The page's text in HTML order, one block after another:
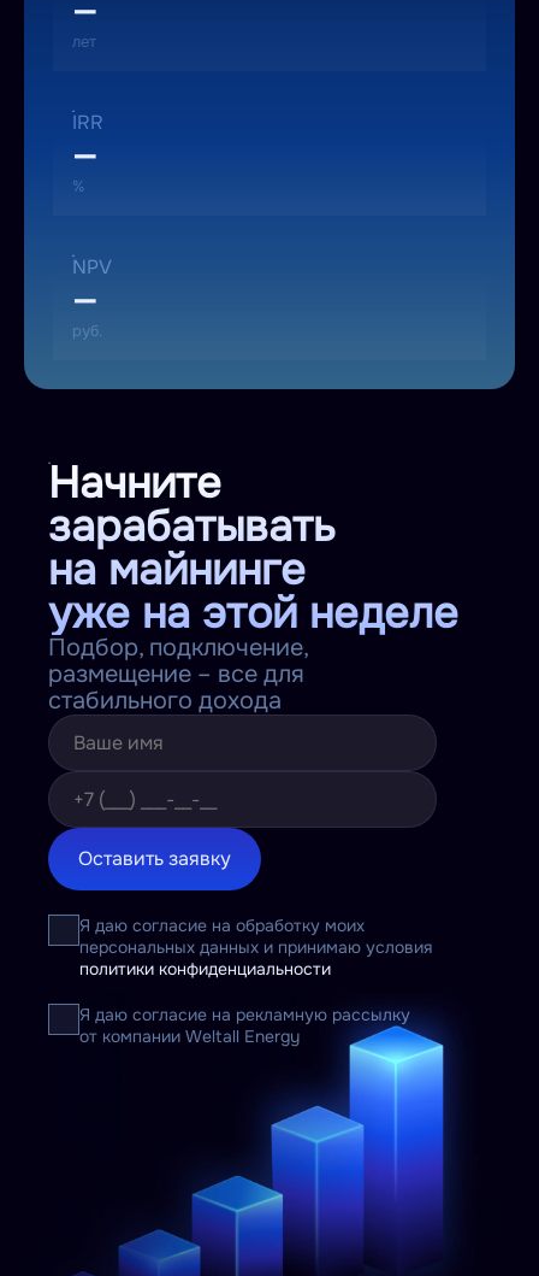
—
лет
IRR
—
%
NPV
—
руб.
Начните
зарабатывать
на майнинге
уже на этой неделе
Подбор, подключение,
размещение – все для
стабильного дохода
Оставить заявку
Я даю согласие на обработку моих
персональных данных и принимаю условия
политики конфиденциальности
Я даю согласие на рекламную рассылку
от компании Weltall Energy